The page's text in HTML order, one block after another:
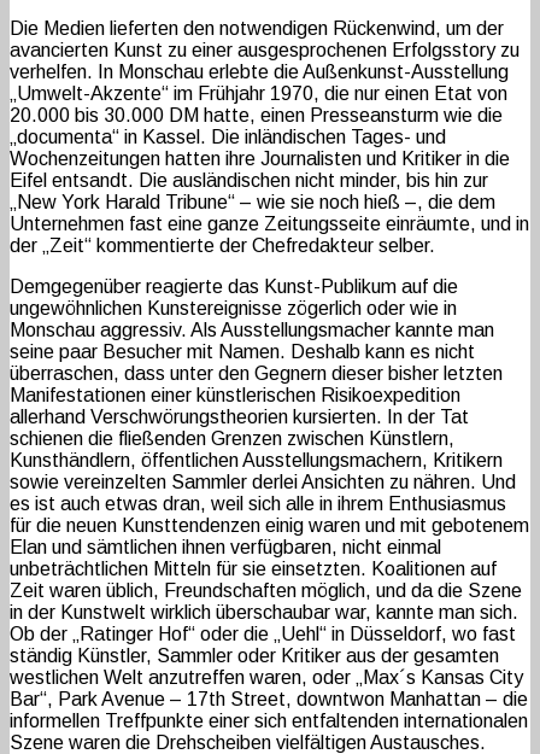
Die Medien lieferten den notwendigen Rückenwind, um der
avancierten Kunst zu einer ausgesprochenen Erfolgsstory zu
verhelfen. In Monschau erlebte die Außenkunst-Ausstellung
„Umwelt-Akzente“ im Frühjahr 1970, die nur einen Etat von
20.000 bis 30.000 DM hatte, einen Presseansturm wie die
„documenta“ in Kassel. Die inländischen Tages- und
Wochenzeitungen hatten ihre Journalisten und Kritiker in die
Eifel entsandt. Die ausländischen nicht minder, bis hin zur
„New York Harald Tribune“ – wie sie noch hieß –, die dem
Unternehmen fast eine ganze Zeitungsseite einräumte, und in
der „Zeit“ kommentierte der Chefredakteur selber.
Demgegenüber reagierte das Kunst-Publikum auf die
ungewöhnlichen Kunstereignisse zögerlich oder wie in
Monschau aggressiv. Als Ausstellungsmacher kannte man
seine paar Besucher mit Namen. Deshalb kann es nicht
überraschen, dass unter den Gegnern dieser bisher letzten
Manifestationen einer künstlerischen Risikoexpedition
allerhand Verschwörungstheorien kursierten. In der Tat
schienen die fließenden Grenzen zwischen Künstlern,
Kunsthändlern, öffentlichen Ausstellungsmachern, Kritikern
sowie vereinzelten Sammler derlei Ansichten zu nähren. Und
es ist auch etwas dran, weil sich alle in ihrem Enthusiasmus
für die neuen Kunsttendenzen einig waren und mit gebotenem
Elan und sämtlichen ihnen verfügbaren, nicht einmal
unbeträchtlichen Mitteln für sie einsetzten. Koalitionen auf
Zeit waren üblich, Freundschaften möglich, und da die Szene
in der Kunstwelt wirklich überschaubar war, kannte man sich.
Ob der „Ratinger Hof“ oder die „Uehl“ in Düsseldorf, wo fast
ständig Künstler, Sammler oder Kritiker aus der gesamten
westlichen Welt anzutreffen waren, oder „Max´s Kansas City
Bar“, Park Avenue – 17th Street, downtwon Manhattan – die
informellen Treffpunkte einer sich entfaltenden internationalen
Szene waren die Drehscheiben vielfältigen Austausches.